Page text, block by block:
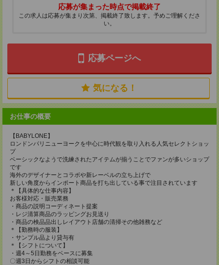
応募が集まった時点で掲載終了
この求人は応募が集まり次第、掲載終了致します。予めご理解くださ
い。
応募ページへ
気になる！
お仕事の概要
【BABYLONE】
ロンドンパリニューヨークを中心に時代観を取り入れる人気セレクトショッ
プ
ベーシックなようで洗練されたアイテムが揃うことでファンが多いショップ
です
海外のデザイナーとコラボや新レーベルの立ち上げで
新しい角度からインポート商品を打ち出している事で注目されています
＊【具体的な仕事内容】
お客様対応・販売業務
・商品の説明コーディネート提案
・レジ清算商品のラッピングお見送り
・商品の検品品出しレイアウト店舗の清掃その他雑務など
＊【勤務時の服装】
・サンプル品より貸与有
＊【シフトについて】
・週4～5日勤務をベースに募集
〇週3日からシフトの相談可能